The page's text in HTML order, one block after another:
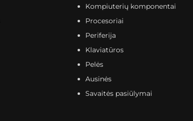
Kompiuterių komponentai
Procesoriai
Periferija
Klaviatūros
Pelės
Ausinės
Savaitės pasiūlymai